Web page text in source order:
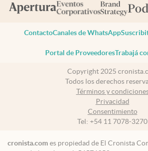
ContactoCanales de WhatsApp
Portal de ProveedoresTrabajá
Copyright 2025
Todos los derechos
Términos y
Privacidad
Consentimiento
Tel: +54 11 7078-3270
cronista.com es propiedad de El Cronista